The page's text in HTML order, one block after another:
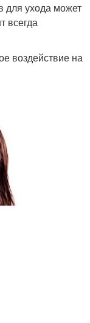
для ухода может
всегда
воздействие на